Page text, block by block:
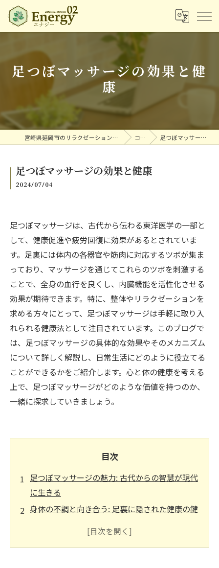
足つぼマッサージの効果と健
康
宮崎県延岡市のリラクゼーションならアロマルームエナジー コラム 足つぼマッサージの効果と健康
足つぼマッサージの効果と健康
2024/07/04
足つぼマッサージは、古代から伝わる東洋医学の一部と
して、健康促進や疲労回復に効果があるとされていま
す。足裏には体内の各器官や筋肉に対応するツボが集ま
っており、マッサージを通じてこれらのツボを刺激する
ことで、全身の血行を良くし、内臓機能を活性化させる
効果が期待できます。特に、整体やリラクゼーションを
求める方々にとって、足つぼマッサージは手軽に取り入
れられる健康法として注目されています。このブログで
は、足つぼマッサージの具体的な効果やそのメカニズム
について詳しく解説し、日常生活にどのように役立てる
ことができるかをご紹介します。心と体の健康を考える
上で、足つぼマッサージがどのような価値を持つのか、
一緒に探求していきましょう。
目次
足つぼマッサージの魅力: 古代からの智慧が現代
に生きる
身体の不調と向き合う: 足裏に隠された健康の鍵
足つぼマッサージのメカニズム: 体内調和への第